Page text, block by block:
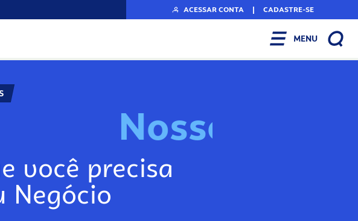
ACESSAR CONTA | CADASTRE-SE
MENU
Nosso
você precisa
Negócio